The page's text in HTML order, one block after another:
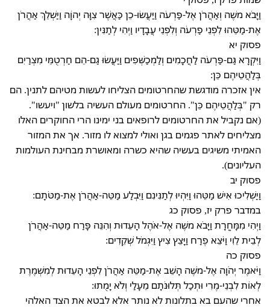
וַיָּבֹא משֶׁה וְאַהֲרֹן אֶל-פַּרְעֹה וַיַּעֲשׂוּ-כֵן כַּאֲשֶׁר צִוָּה יְהוָֹה וַיַּשְׁלֵךְ אַהֲרֹן
אֶת-מַטֵּהוּ לִפְנֵי פַרְעֹה וְלִפְנֵי עֲבָדָיו וַיְהִי לְתַנִּין:
פסוק יא
וַיִּקְרָא גַּם-פַּרְעֹה לַחֲכָמִים וְלַמְכַשְּׁפִים וַיַּעֲשׂוּ גַם-הֵם חַרְטֻמֵּי מִצְרַיִם
בְּלַהֲטֵיהֶם כֵּן:
אין אזכרה מודגשת שהחרטומים הצליחו לעשות מטיהם לתנין. הם
רק "בְּלַהֲטֵיהֶם כֵּן". החרטומים מעולם העשיה בלשון "ויעשו".
(אם נקביל את החרטומים לרופאים בני ימינו הרי החוקרים האלו
מצליחים לאתר פגמים בגן ואולי למצוא לו מזור. אך את המזור
האמיתי משיגים בעשיה שהיא כשרה ומאושרת מבחינת העולמות
העליונים).
פסוק יב
וַיַּשְׁלִיכוּ אִישׁ מַטֵּהוּ וַיִּהְיוּ לְתַנִּינִם וַיִּבְלַע מַטֵּה-אַהֲרֹן אֶת-מַטֹּתָם:
במדבר פרק יז, פסוק כג
וַיְהִי מִמָּחֳרָת וַיָּבֹא משֶׁה אֶל-אֹהֶל הָעֵדוּת וְהִנֵּה פָּרַח מַטֵּה-אַהֲרֹן
לְבֵית לֵוִי וַיֹּצֵא פֶרַח וַיָּצֵץ צִיץ וַיִּגְמֹל שְׁקֵדִים:
פסוק כה
וַיֹּאמֶר יְהֹוָה אֶל-משֶׁה הָשֵׁב אֶת-מַטֵּה אַהֲרֹן לִפְנֵי הָעֵדוּת לְמִשְׁמֶרֶת
לְאוֹת לִבְנֵי-מֶרִי וּתְכַל תְּלוּנֹּתָם מֵעָלַי וְלֹא יָמֻתוּ:
אחרי שהעם בא בתלונות לא נותר אלא לבטא את הצד האלהי